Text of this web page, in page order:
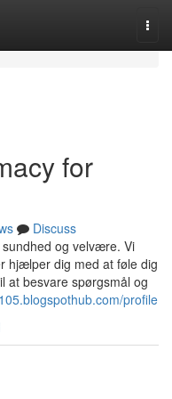
for
Discuss
og velvære. Vi
hjælper dig med at føle dig
at besvare spørgsmål og
profile